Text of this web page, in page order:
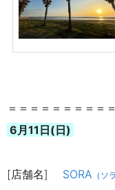
＝＝＝＝＝＝＝＝＝
6月11日(日)
[店舗名] SORA （ソ